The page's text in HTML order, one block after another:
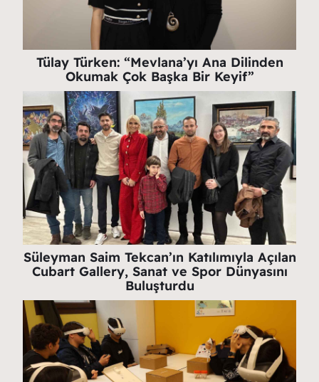
Tülay Türken: “Mevlana’yı Ana Dilinden
Okumak Çok Başka Bir Keyif”
Süleyman Saim Tekcan’ın Katılımıyla Açılan
Cubart Gallery, Sanat ve Spor Dünyasını
Buluşturdu